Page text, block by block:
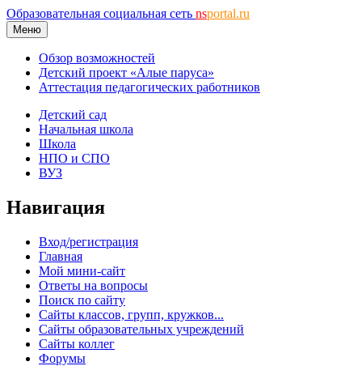
Образовательная социальная сеть nsportal.ru
Меню
Обзор возможностей
Детский проект «Алые паруса»
Аттестация педагогических работников
Детский сад
Начальная школа
Школа
НПО и СПО
ВУЗ
Навигация
Вход/регистрация
Главная
Мой мини-сайт
Ответы на вопросы
Поиск по сайту
Сайты классов, групп, кружков...
Сайты образовательных учреждений
Сайты коллег
Форумы